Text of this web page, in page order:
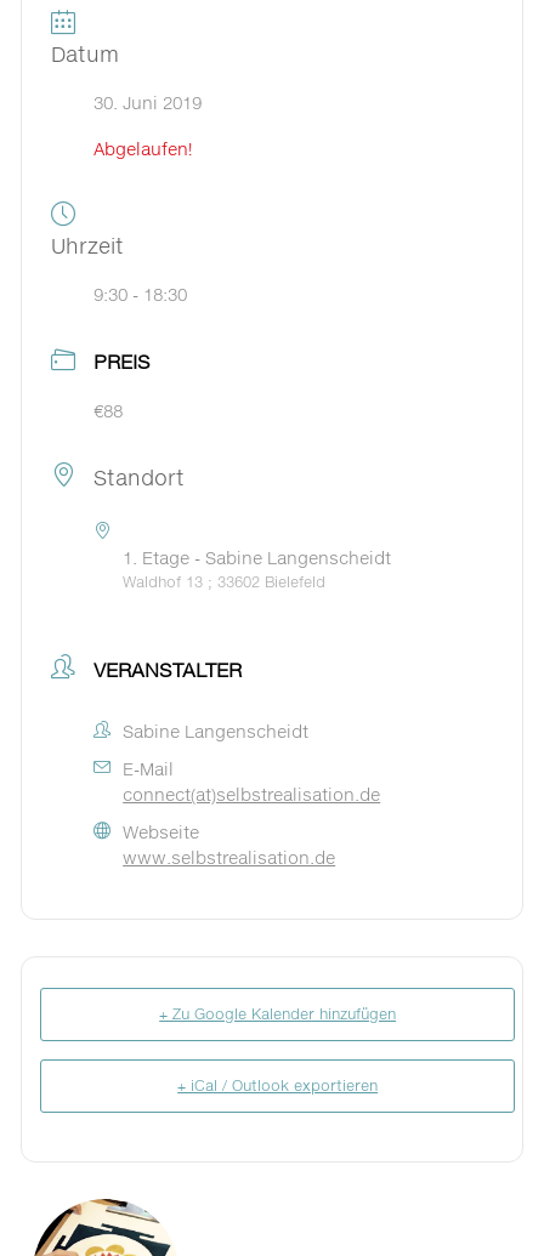
Datum
30. Juni 2019
Abgelaufen!
Uhrzeit
9:30 - 18:30
PREIS
€88
Standort
1. Etage - Sabine Langenscheidt
Waldhof 13 ; 33602 Bielefeld
VERANSTALTER
Sabine Langenscheidt
E-Mail
connect(at)selbstrealisation.de
Webseite
www.selbstrealisation.de
+ Zu Google Kalender hinzufügen
+ iCal / Outlook exportieren